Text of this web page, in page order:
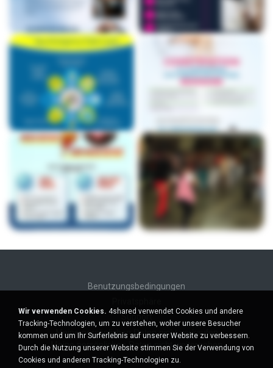
Benutzungsbedingungen
Support
Meine persönlichen Daten nicht verkaufen
Meine persönlichen Daten nicht weitergeben
Wir verwenden Cookies. 4shared verwendet Cookies und andere
Tracking-Technologien, um zu verstehen, woher unsere Besucher
kommen und um Ihr Surferlebnis auf unserer Website zu verbessern.
Durch die Nutzung unserer Website stimmen Sie der Verwendung von
Cookies und anderen Tracking-Technologien zu.